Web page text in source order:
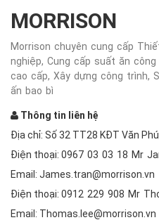
MORRISON
Morrison chuyên cung cấp
nghiệp, Cung cấp suất ăn
cao cấp, Xây dựng công trình,
ấn bao bì
Thông tin liên hệ
Địa chỉ: Số 32 TT28 KĐT Văn
Điện thoại: 0967 03 03 18 Mr
Email: James.tran@morrison.vn
Điện thoại: 0912 229 908 Mr
Email: Thomas.lee@morrison.vn